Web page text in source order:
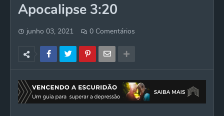
Apocalipse 3:20
junho 03, 2021 0 Comentários